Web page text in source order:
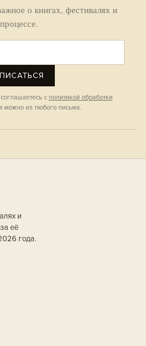
о книгах, фестивалях и
с политикой обработки
можно из любого письма.
и
её
года.